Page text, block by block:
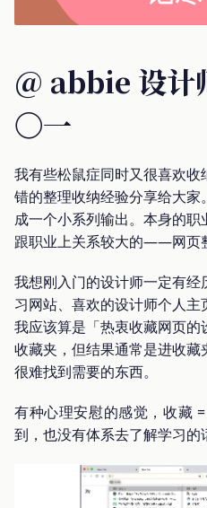
@ abbie 设计
〇一
我有些松鼠症同时又很喜欢
错的整理收纳经验分享给大
成一个小系列输出。本身的
跟职业上关系较大的——网页
我想刚入门的设计师一定有
习网站、喜欢的设计师个人
我应该算是「热衷收藏网页
收藏夹，但结果通常是进收
很难找到需要的东西。
有种心理安慰的感觉，收藏
到，也没有体系去了解学习的